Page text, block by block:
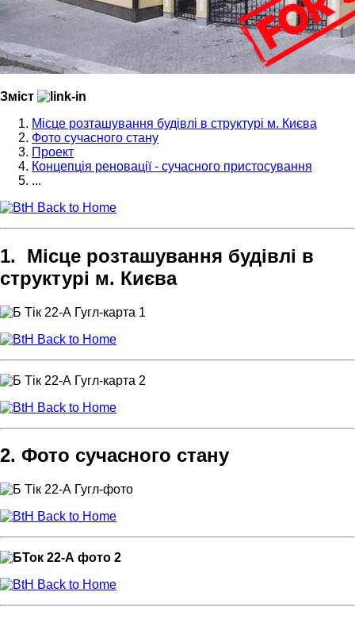
Зміст
Місце розташування будівлі в структурі м. Києва
Фото сучасного стану
Проект
Концепція реновації - сучасного пристосування
...
Back to Home
1. Місце розташування будівлі в
структурі м. Києва
Back to Home
Back to Home
2. Фото сучасного стану
Back to Home
Back to Home